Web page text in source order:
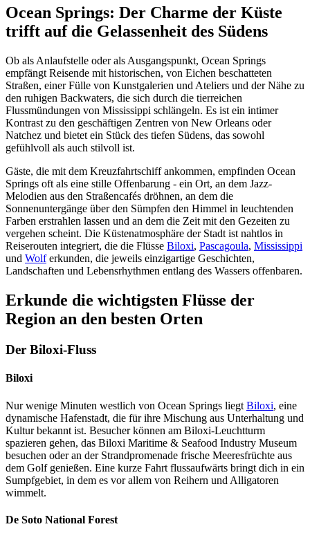
Ocean Springs: Der Charme der Küste
trifft auf die Gelassenheit des Südens
Ob als Anlaufstelle oder als Ausgangspunkt, Ocean Springs
empfängt Reisende mit historischen, von Eichen beschatteten
Straßen, einer Fülle von Kunstgalerien und Ateliers und der Nähe zu
den ruhigen Backwaters, die sich durch die tierreichen
Flussmündungen von Mississippi schlängeln. Es ist ein intimer
Kontrast zu den geschäftigen Zentren von New Orleans oder
Natchez und bietet ein Stück des tiefen Südens, das sowohl
gefühlvoll als auch stilvoll ist.
Gäste, die mit dem Kreuzfahrtschiff ankommen, empfinden Ocean
Springs oft als eine stille Offenbarung - ein Ort, an dem Jazz-
Melodien aus den Straßencafés dröhnen, an dem die
Sonnenuntergänge über den Sümpfen den Himmel in leuchtenden
Farben erstrahlen lassen und an dem die Zeit mit den Gezeiten zu
vergehen scheint. Die Küstenatmosphäre der Stadt ist nahtlos in
Reiserouten integriert, die die Flüsse Biloxi, Pascagoula, Mississippi
und Wolferkunden, die jeweils einzigartige Geschichten,
Landschaften und Lebensrhythmen entlang des Wassers offenbaren.
Erkunde die wichtigsten Flüsse der
Region an den besten Orten
Der Biloxi-Fluss
Biloxi
Nur wenige Minuten westlich von Ocean Springs liegt Biloxi, eine
dynamische Hafenstadt, die für ihre Mischung aus Unterhaltung und
Kultur bekannt ist. Besucher können am Biloxi-Leuchtturm
spazieren gehen, das Biloxi Maritime & Seafood Industry Museum
besuchen oder an der Strandpromenade frische Meeresfrüchte aus
dem Golf genießen. Eine kurze Fahrt flussaufwärts bringt dich in ein
Sumpfgebiet, in dem es vor allem von Reihern und Alligatoren
wimmelt.
De Soto National Forest